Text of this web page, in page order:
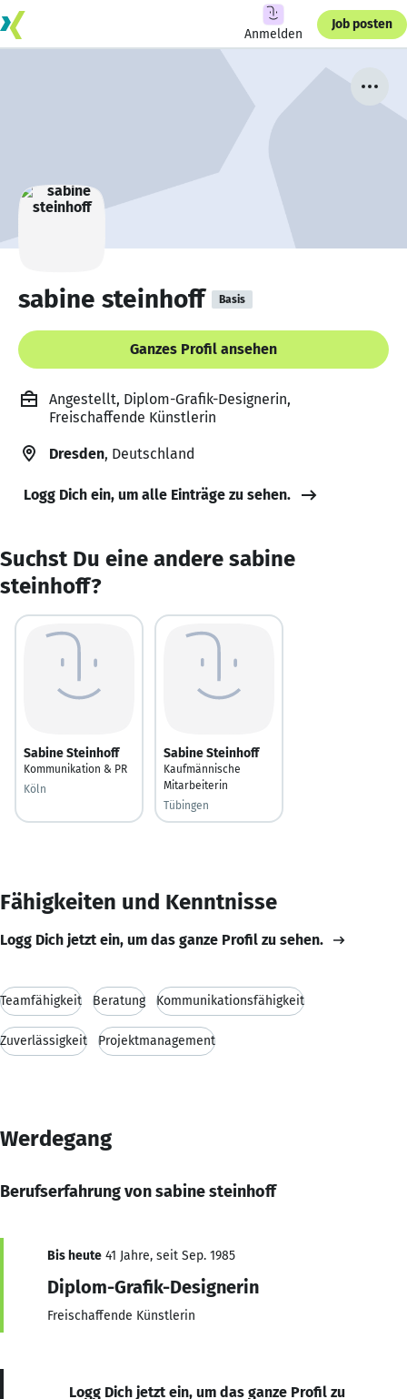
Anmelden
Job posten
sabine steinhoff Basis
Ganzes Profil ansehen
Angestellt, Diplom-Grafik-Designerin,
Freischaffende Künstlerin
Dresden, Deutschland
Logg Dich ein, um alle Einträge zu sehen.
Suchst Du eine andere sabine
steinhoff?
Sabine Steinhoff
Kommunikation & PR
Köln
Sabine Steinhoff
Kaufmännische
Mitarbeiterin
Tübingen
Fähigkeiten und Kenntnisse
Logg Dich jetzt ein, um das ganze Profil zu sehen.
Teamfähigkeit Beratung Kommunikationsfähigkeit
Zuverlässigkeit Projektmanagement
Werdegang
Berufserfahrung von sabine steinhoff
Bis heute 41 Jahre, seit Sep. 1985
Diplom-Grafik-Designerin
Freischaffende Künstlerin
Logg Dich jetzt ein, um das ganze Profil zu